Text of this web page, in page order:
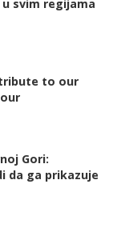
u svim regijama
to our
Gori:
da ga prikazuje